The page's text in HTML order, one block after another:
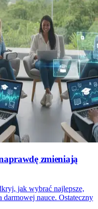
zmieniają
jak wybrać najlepsze,
darmowej nauce. Ostateczny